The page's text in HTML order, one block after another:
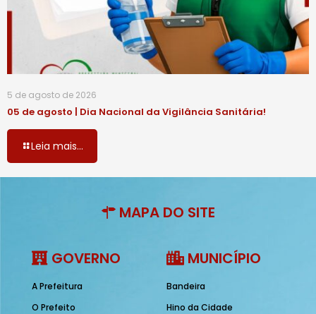
5 de agosto de 2026
05 de agosto | Dia Nacional da Vigilância Sanitária!
Leia mais...
MAPA DO SITE
GOVERNO
A Prefeitura
O Prefeito
MUNICÍPIO
Bandeira
Hino da Cidade